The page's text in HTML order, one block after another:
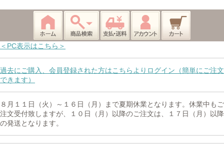
＜PC表示はこちら＞
過去にご購入、会員登録された方はこちらよりログイン（簡単にご注文
できます）
８月１１日（火）～１６日（月）まで夏期休業となります。休業中もご
注文受付致しますが、１０日（月）以降のご注文は、１７日（月）以降
の発送となります。